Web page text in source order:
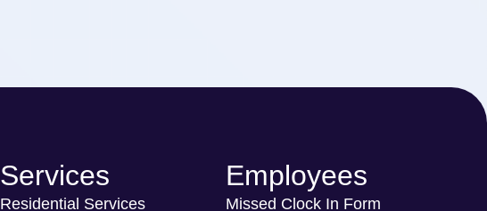
Services
Residential Services
Employees
Missed Clock In Form